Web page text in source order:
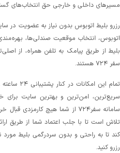
داخلی و خارجی حق انتخاب‌های
بلیط اتوبوس بدون نیاز به عضویت در
انتخاب موقعیت صندلی‌ها،
از طریق پیامک به تلفن همراه، از
هستند.
تمام این
امن‌ترین و بهترین سایت برای
سامانه سفر۷۲۴ از شما هیچ
است تا با جلب اعتماد شما از طریق
تا به راحتی و بدون سردرگمی بلیط مورد
کنید.